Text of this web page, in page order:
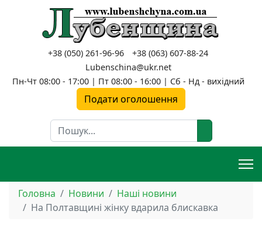
+38 (050) 261-96-96
+38 (063) 607-88-24
Lubenschina@ukr.net
Пн-Чт 08:00 - 17:00 | Пт 08:00 - 16:00 | Сб - Нд - вихідний
Подати оголошення
Пошук
Головна Новини
Наші новини
На Полтавщині жінку вдарила блискавка